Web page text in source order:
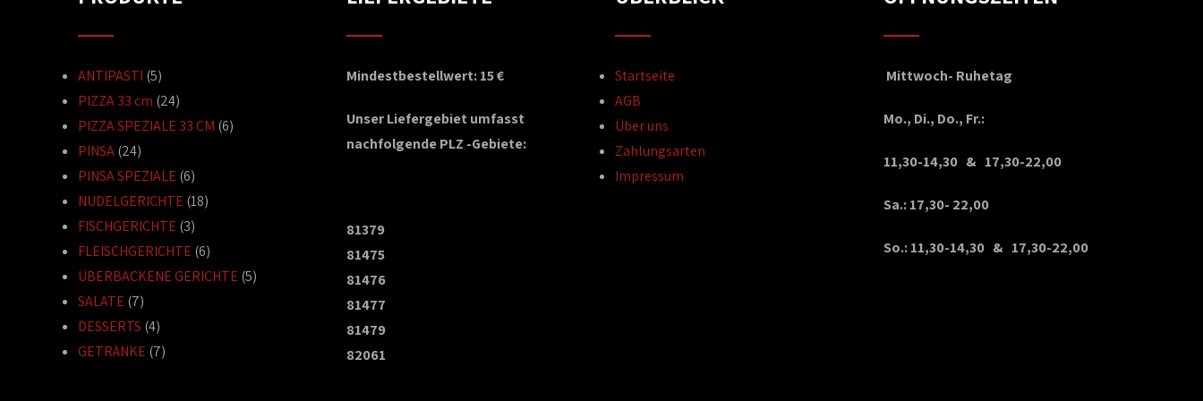
ANTIPASTI (5)
PIZZA 33 cm (24)
PIZZA SPEZIALE 33 CM (6)
PINSA(24)
PINSA SPEZIALE (6)
NUDELGERICHTE (18)
FISCHGERICHTE (3)
FLEISCHGERICHTE (6)
ÜBERBACKENE GERICHTE (5)
SALATE (7)
DESSERTS (4)
GETRÄNKE (7)
Mindestbestellwert: 15 €
Unser Liefergebiet umfasst
nachfolgende PLZ -Gebiete:
81379
81475
81476
81477
81479
82061
Startseite
AGB
Über uns
Zahlungsarten
Impressum
Mittwoch- Ruhetag
Mo., Di., Do., Fr.:
11,30-14,30 & 17,30-22,00
Sa.: 17,30- 22,00
So.: 11,30-14,30 & 17,30-22,00